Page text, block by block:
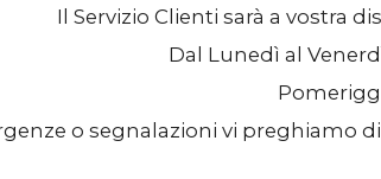
Il Servizio Clienti sarà a vostra
Dal Lunedì al
o segnalazioni vi preghiamo